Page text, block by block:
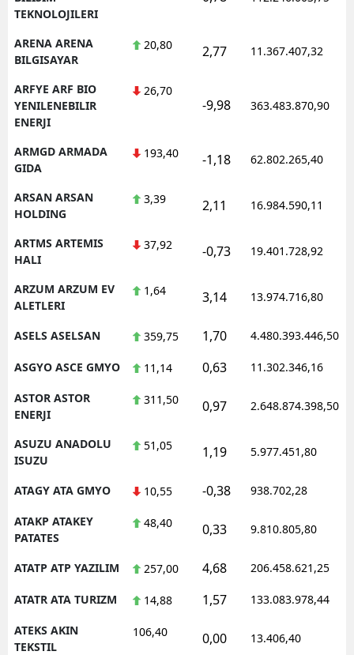
TEKNOLOJILERI
ARENA ARENA
BILGISAYAR
20,80 2,77 11.367.407,32
ARFYE ARF BIO
YENILENEBILIR
ENERJI
26,70
-9,98 363.483.870,90
ARMGD ARMADA
GIDA
193,40 -1,18 62.802.265,40
ARSAN ARSAN
HOLDING
3,39 2,11 16.984.590,11
ARTMS ARTEMIS
HALI
37,92 -0,73 19.401.728,92
ARZUM ARZUM EV
ALETLERI
1,64 3,14 13.974.716,80
ASELS ASELSAN 359,75 1,70 4.480.393.446,50
ASGYO ASCE GMYO 11,14 0,63 11.302.346,16
ASTOR ASTOR
ENERJI
311,50 0,97 2.648.874.398,50
ASUZU ANADOLU
ISUZU
51,05 1,19 5.977.451,80
ATAGY ATA GMYO 10,55 -0,38 938.702,28
ATAKP ATAKEY
PATATES
48,40 0,33 9.810.805,80
ATATP ATP YAZILIM 257,00 4,68 206.458.621,25
ATATR ATA TURIZM 14,88 1,57 133.083.978,44
ATEKS AKIN
TEKSTIL
106,40 0,00 13.406,40